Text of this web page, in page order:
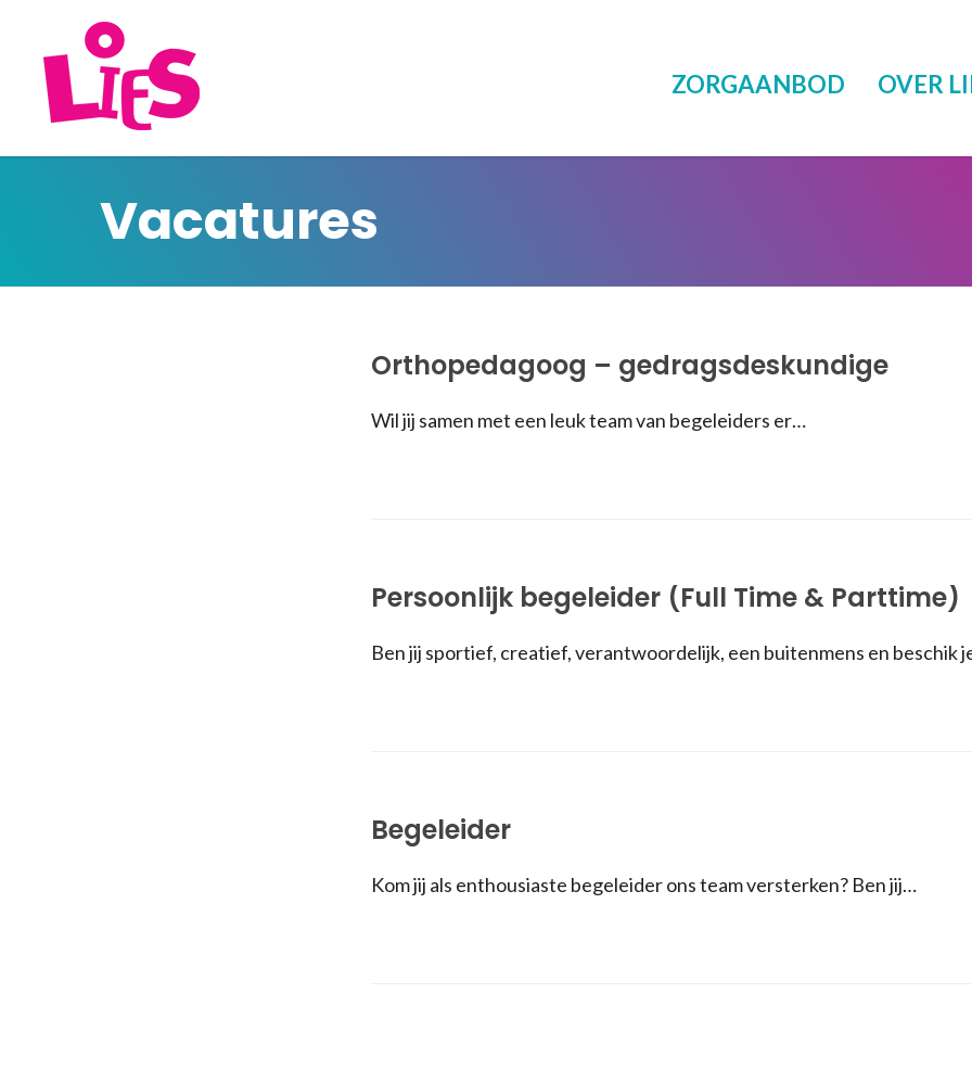
ZORGAANBOD OVER
Vacatures
Orthopedagoog – gedragsdeskundige
Wil jij samen met een leuk team van begeleiders er…
Persoonlijk begeleider (Full Time & Parttime)
Ben jij sportief, creatief, verantwoordelijk, een buitenmens en beschik
Begeleider
Kom jij als enthousiaste begeleider ons team versterken? Ben jij…